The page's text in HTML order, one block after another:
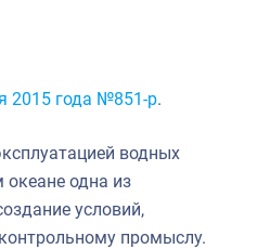
2015 года №851-р.
водных
одна из
условий,
промыслу.